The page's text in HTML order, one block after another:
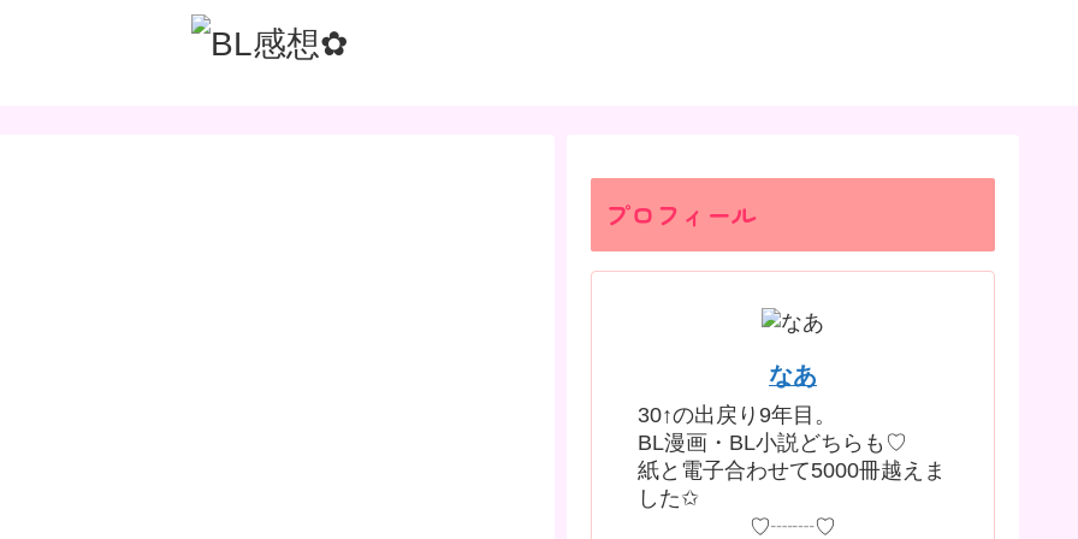
プロフィール
なあ
30↑の出戻り9年目。
BL漫画・BL小説どちらも♡
紙と電子合わせて5000冊越えま
した✩
♡┈┈♡